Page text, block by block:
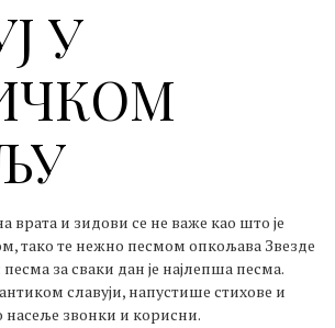
У
врата и зидови се не важе као што је
тако те нежно песмом опкољава Звезде
за сваки дан је најлепша песма.
славуји, напустише стихове и
звонки и корисни.